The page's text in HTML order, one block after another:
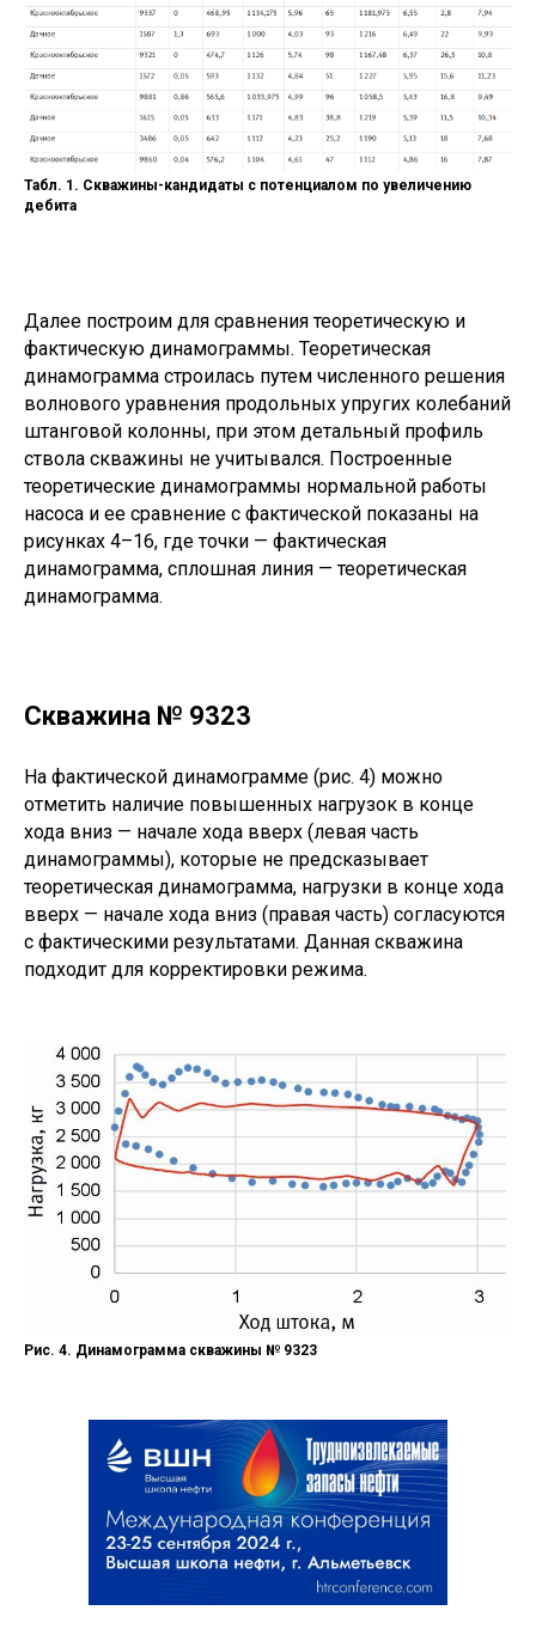
Табл. 1. Скважины-кандидаты с потенциалом по увеличению
дебита
Далее построим для сравнения теоретическую и
фактическую динамограммы. Теоретическая
динамограмма строилась путем численного решения
волнового уравнения продольных упругих колебаний
штанговой колонны, при этом детальный профиль
ствола скважины не учитывался. Построенные
теоретические динамограммы нормальной работы
насоса и ее сравнение с фактической показаны на
рисунках 4–16, где точки — фактическая
динамограмма, сплошная линия — теоретическая
динамограмма.
Скважина № 9323
На фактической динамограмме (рис. 4) можно
отметить наличие повышенных нагрузок в конце
хода вниз — начале хода вверх (левая часть
динамограммы), которые не предсказывает
теоретическая динамограмма, нагрузки в конце хода
вверх — начале хода вниз (правая часть) согласуются
с фактическими результатами. Данная скважина
подходит для корректировки режима.
Рис. 4. Динамограмма скважины № 9323